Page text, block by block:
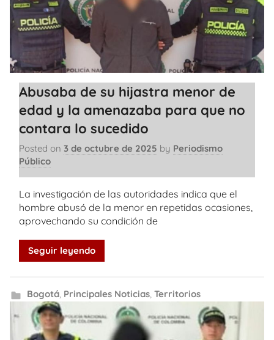
Abusaba de su hijastra menor de
edad y la amenazaba para que no
contara lo sucedido
Posted on 3 de octubre de 2025 by Periodismo
Público
La investigación de las autoridades indica que el
hombre abusó de la menor en repetidas ocasiones,
aprovechando su condición de
Seguir leyendo
Bogotá, Principales Noticias, Territorios